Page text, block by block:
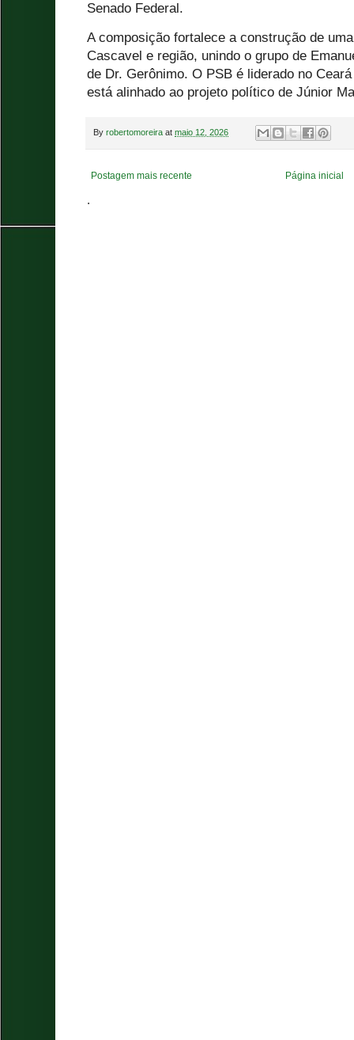
Senado Federal.
A composição fortalece a construção de
Cascavel e região, unindo o grupo de
de Dr. Gerônimo. O PSB é liderado no
está alinhado ao projeto político de Júnior
By robertomoreira at maio 12, 2026
Postagem mais recente Página inicial
.